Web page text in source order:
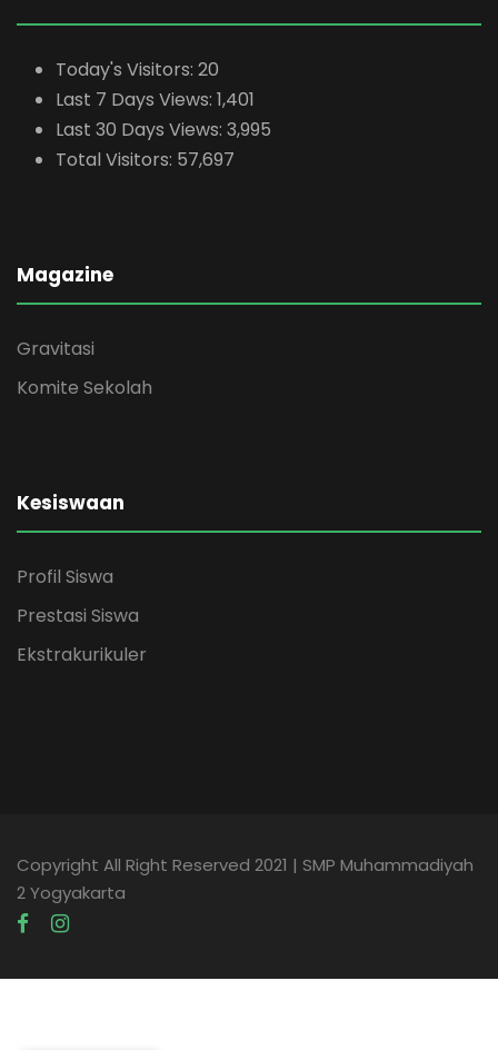
Today's Visitors: 20
Last 7 Days Views: 1,401
Last 30 Days Views: 3,995
Total Visitors: 57,697
Magazine
Gravitasi
Komite Sekolah
Kesiswaan
Profil Siswa
Prestasi Siswa
Ekstrakurikuler
Copyright All Right Reserved 2021 | SMP Muhammadiyah
2 Yogyakarta